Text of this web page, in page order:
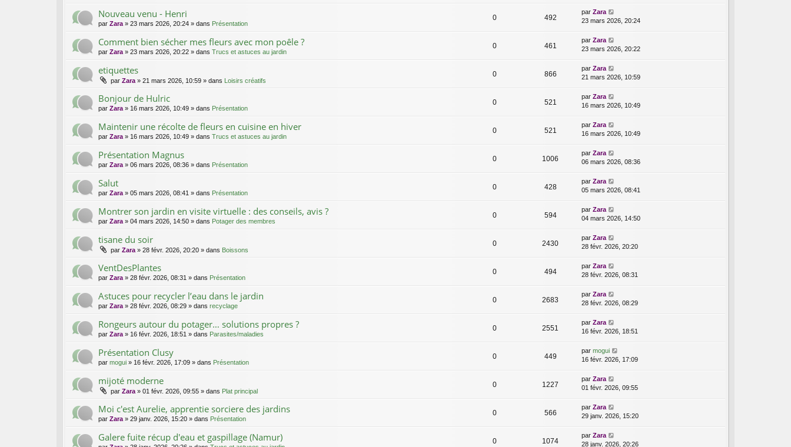
Nouveau venu - Henri
par Zara» 23 mars 2026, 20:24 » dans Présentation
0 492
par Zara
23 mars 2026, 20:24
Comment bien sécher mes fleurs avec mon poêle ?
par Zara» 23 mars 2026, 20:22 » dans Trucs et astuces au jardin
0 461
par Zara
23 mars 2026, 20:22
etiquettes
par Zara» 21 mars 2026, 10:59 » dans Loisirs créatifs
0 866
par Zara
21 mars 2026, 10:59
Bonjour de Hulric
par Zara» 16 mars 2026, 10:49 » dans Présentation
0 521
par Zara
16 mars 2026, 10:49
Maintenir une récolte de fleurs en cuisine en hiver
par Zara» 16 mars 2026, 10:49 » dans Trucs et astuces au jardin
0 521
par Zara
16 mars 2026, 10:49
Présentation Magnus
par Zara» 06 mars 2026, 08:36 » dans Présentation
0 1006
par Zara
06 mars 2026, 08:36
Salut
par Zara» 05 mars 2026, 08:41 » dans Présentation
0 428
par Zara
05 mars 2026, 08:41
Montrer son jardin en visite virtuelle : des conseils, avis ?
par Zara» 04 mars 2026, 14:50 » dans Potager des membres
0 594
par Zara
04 mars 2026, 14:50
tisane du soir
par Zara» 28 févr. 2026, 20:20 » dans Boissons
0 2430
par Zara
28 févr. 2026, 20:20
VentDesPlantes
par Zara» 28 févr. 2026, 08:31 » dans Présentation
0 494
par Zara
28 févr. 2026, 08:31
Astuces pour recycler l’eau dans le jardin
par Zara» 28 févr. 2026, 08:29 » dans recyclage
0 2683
par Zara
28 févr. 2026, 08:29
Rongeurs autour du potager… solutions propres ?
par Zara» 16 févr. 2026, 18:51 » dans Parasites/maladies
0 2551
par Zara
16 févr. 2026, 18:51
Présentation Clusy
par mogui » 16 févr. 2026, 17:09 » dans Présentation
0 449
par mogui
16 févr. 2026, 17:09
mijoté moderne
par Zara» 01 févr. 2026, 09:55 » dans Plat principal
0 1227
par Zara
01 févr. 2026, 09:55
Moi c'est Aurelie, apprentie sorciere des jardins
par Zara» 29 janv. 2026, 15:20 » dans Présentation
0 566
par Zara
29 janv. 2026, 15:20
Galere fuite récup d'eau et gaspillage (Namur) 0 1074
par Zara
28 janv. 2026, 20:26